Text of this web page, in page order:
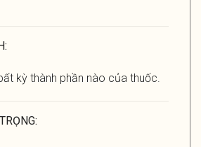
kỳ thành phần nào của thuốc.